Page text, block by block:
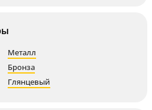
Металл
Бронза
Глянцевый